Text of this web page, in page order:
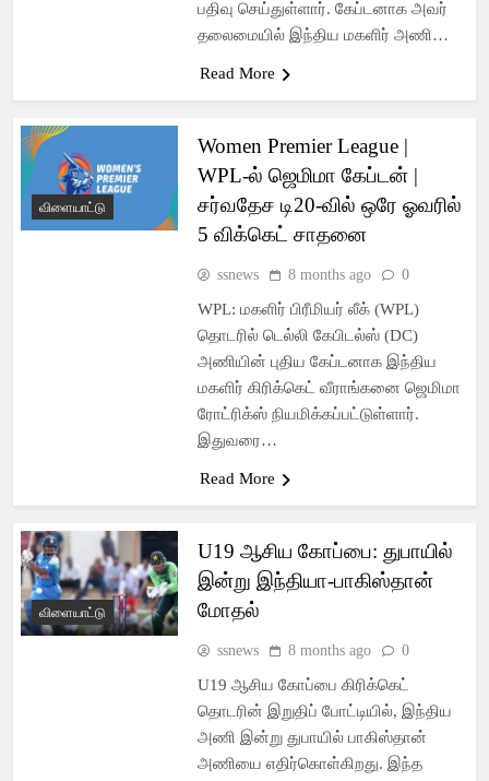
பதிவு செய்துள்ளார். கேப்டனாக அவர்
தலைமையில் இந்திய மகளிர் அணி…
Read More
விளையாட்டு
Women Premier League |
WPL-ல் ஜெமிமா கேப்டன் |
சர்வதேச டி20-வில் ஒரே ஓவரில்
5 விக்கெட் சாதனை
ssnews 8 months ago 0
WPL: மகளிர் பிரீமியர் லீக் (WPL)
தொடரில் டெல்லி கேபிடல்ஸ் (DC)
அணியின் புதிய கேப்டனாக இந்திய
மகளிர் கிரிக்கெட் வீராங்கனை ஜெமிமா
ரோட்ரிக்ஸ் நியமிக்கப்பட்டுள்ளார்.
இதுவரை…
Read More
விளையாட்டு
U19 ஆசிய கோப்பை: துபாயில்
இன்று இந்தியா-பாகிஸ்தான்
மோதல்
ssnews 8 months ago 0
U19 ஆசிய கோப்பை கிரிக்கெட்
தொடரின் இறுதிப் போட்டியில், இந்திய
அணி இன்று துபாயில் பாகிஸ்தான்
அணியை எதிர்கொள்கிறது. இந்த